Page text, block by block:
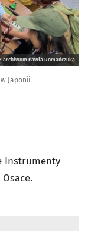
archiwum Pawła Romańczuka
Japonii
Instrumenty
Osace.